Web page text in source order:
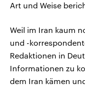
Art und Weise
Weil im Iran kaum
und -
Redaktionen in
Informationen zu
dem Iran kämen